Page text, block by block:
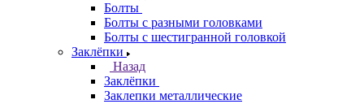
Болты
Болты с разными головками
Болты с шестигранной головкой
Заклёпки
Назад
Заклёпки
Заклепки металлические